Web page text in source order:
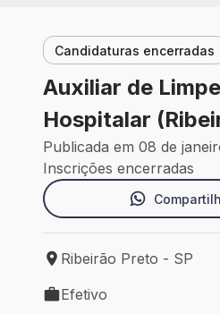
Candidaturas encerradas
Auxiliar de
Hospitalar
Publicada em 08 de
Inscrições encerradas
Local de trabalho:
Ribeirão Preto - SP
Tipo de vaga: Efetivo
Efetivo